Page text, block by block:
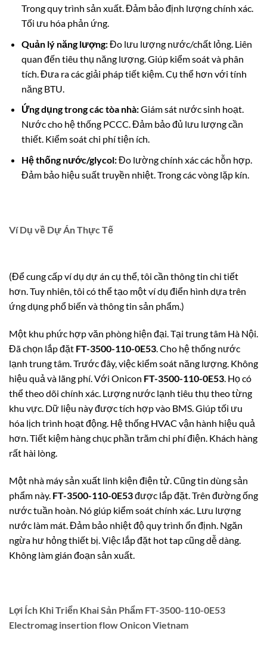
Trong quy trình sản xuất. Đảm bảo định lượng chính xác.
Tối ưu hóa phản ứng.
Quản lý năng lượng:Đo lưu lượng nước/chất lỏng. Liên
quan đến tiêu thụ năng lượng. Giúp kiểm soát và phân
tích. Đưa ra các giải pháp tiết kiệm. Cụ thể hơn với tính
năng BTU.
Ứng dụng trong các tòa nhà:Giám sát nước sinh hoạt.
Nước cho hệ thống PCCC. Đảm bảo đủ lưu lượng cần
thiết. Kiểm soát chi phí tiện ích.
Hệ thống nước/glycol:Đo lường chính xác các hỗn hợp.
Đảm bảo hiệu suất truyền nhiệt. Trong các vòng lặp kín.
Ví Dụ về Dự Án Thực Tế
(Để cung cấp ví dụ dự án cụ thể, tôi cần thông tin chi tiết
hơn. Tuy nhiên, tôi có thể tạo một ví dụ điển hình dựa trên
ứng dụng phổ biến và thông tin sản phẩm.)
Một khu phức hợp văn phòng hiện đại. Tại trung tâm Hà Nội.
Đã chọn lắp đặt FT-3500-110-0E53. Cho hệ thống nước
lạnh trung tâm. Trước đây, việc kiểm soát năng lượng. Không
hiệu quả và lãng phí. Với Onicon FT-3500-110-0E53. Họ có
thể theo dõi chính xác. Lượng nước lạnh tiêu thụ theo từng
khu vực. Dữ liệu này được tích hợp vào BMS. Giúp tối ưu
hóa lịch trình hoạt động. Hệ thống HVAC vận hành hiệu quả
hơn. Tiết kiệm hàng chục phần trăm chi phí điện. Khách hàng
rất hài lòng.
Một nhà máy sản xuất linh kiện điện tử. Cũng tin dùng sản
phẩm này. FT-3500-110-0E53được lắp đặt. Trên đường ống
nước tuần hoàn. Nó giúp kiểm soát chính xác. Lưu lượng
nước làm mát. Đảm bảo nhiệt độ quy trình ổn định. Ngăn
ngừa hư hỏng thiết bị. Việc lắp đặt hot tap cũng dễ dàng.
Không làm gián đoạn sản xuất.
Lợi Ích Khi Triển Khai Sản Phẩm FT-3500-110-0E53
Electromag insertion flow Onicon Vietnam